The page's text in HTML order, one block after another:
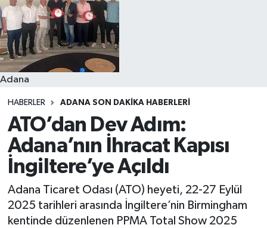
Adana
HABERLER ADANA SON DAKIKA HABERLERI
ATO’dan Dev Adım:
Adana’nın İhracat Kapısı
İngiltere’ye Açıldı
Adana Ticaret Odası (ATO) heyeti, 22-27 Eylül
2025 tarihleri arasında İngiltere’nin Birmingham
kentinde düzenlenen PPMA Total Show 2025
Resmi İlanlar